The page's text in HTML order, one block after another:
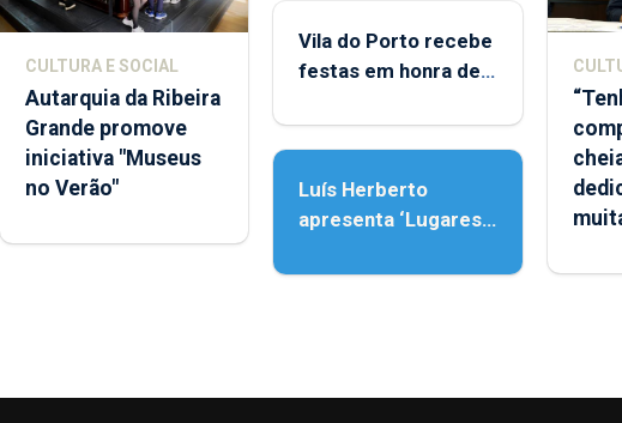
CULTURA E SOCIAL
Autarquia da Ribeira
Grande promove
iniciativa "Museus
no Verão"
Vila do Porto recebe
festas em honra de
Assunção
Luís Herberto
apresenta ‘Lugares